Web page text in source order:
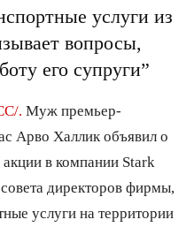
услуги из
вопросы,
его супруги”
. Муж премьер-
Арво Халлик объявил о
в компании Stark
директоров фирмы,
услуги на территории